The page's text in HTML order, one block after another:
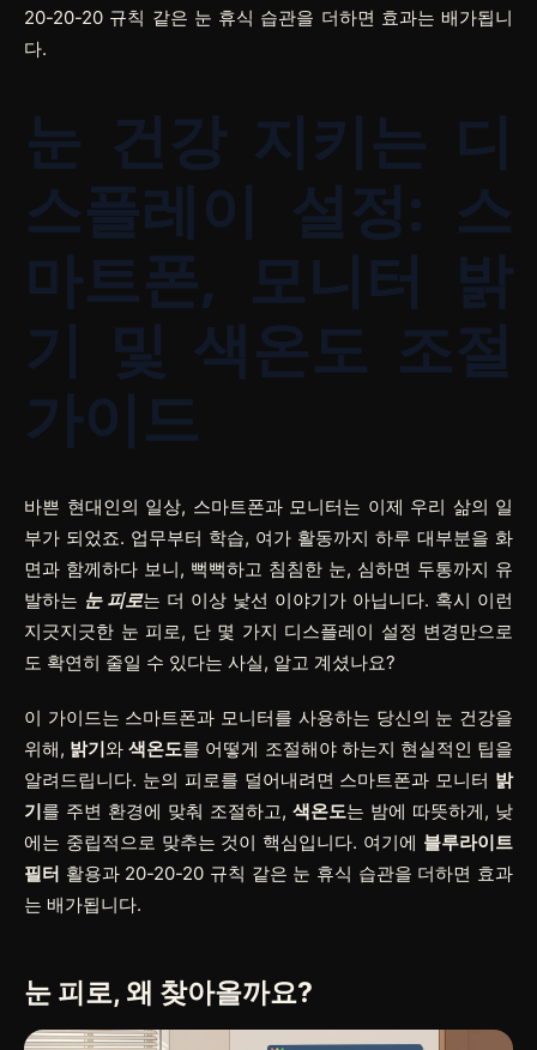
20-20-20 규칙 같은 눈 휴식 습관을 더하면 효과는 배가됩니
다.
눈 건강 지키는 디
스플레이 설정: 스
마트폰, 모니터 밝
기 및 색온도 조절
가이드
바쁜 현대인의 일상, 스마트폰과 모니터는 이제 우리 삶의 일
부가 되었죠. 업무부터 학습, 여가 활동까지 하루 대부분을 화
면과 함께하다 보니, 뻑뻑하고 침침한 눈, 심하면 두통까지 유
발하는 눈 피로는 더 이상 낯선 이야기가 아닙니다. 혹시 이런
지긋지긋한 눈 피로, 단 몇 가지 디스플레이 설정 변경만으로
도 확연히 줄일 수 있다는 사실, 알고 계셨나요?
이 가이드는 스마트폰과 모니터를 사용하는 당신의 눈 건강을
위해, 밝기와색온도를 어떻게 조절해야 하는지 현실적인 팁을
알려드립니다. 눈의 피로를 덜어내려면 스마트폰과 모니터 밝
기를 주변 환경에 맞춰 조절하고, 색온도는 밤에 따뜻하게, 낮
에는 중립적으로 맞추는 것이 핵심입니다. 여기에 블루라이트
필터 활용과 20-20-20 규칙 같은 눈 휴식 습관을 더하면 효과
는 배가됩니다.
눈 피로, 왜 찾아올까요?